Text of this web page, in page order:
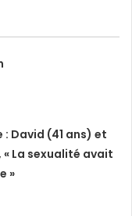
David (41 ans) et
La sexualité avait
»